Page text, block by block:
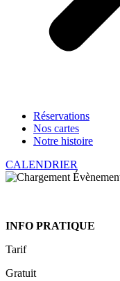
Réservations
Nos cartes
Notre histoire
CALENDRIER
INFO PRATIQUE
Tarif
Gratuit